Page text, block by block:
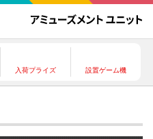
入荷プライズ 設置ゲーム機